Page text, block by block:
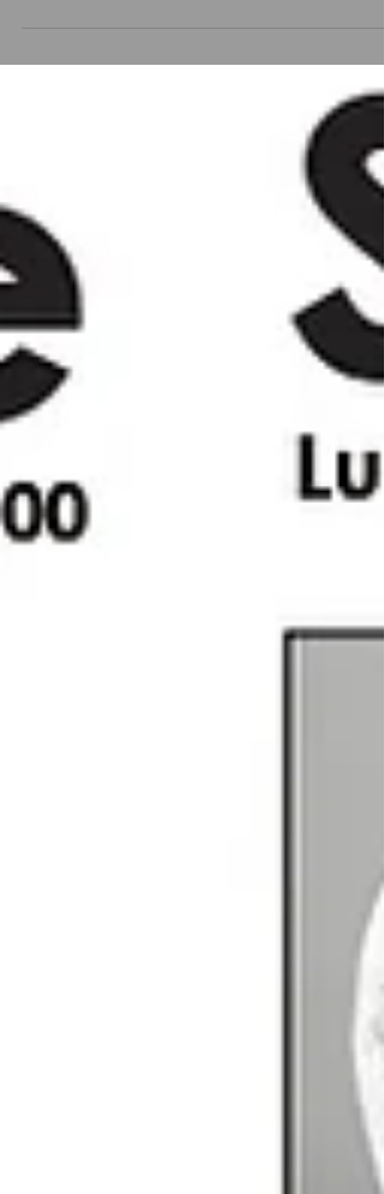
terra...profumo di natura...questo è l'Autunno 2016
di Ottica Radrizzani